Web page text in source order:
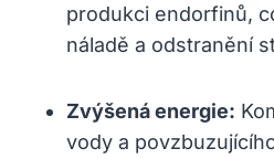
produkci endorfinů,
náladě a odstranění
Zvýšená energie:
vody a